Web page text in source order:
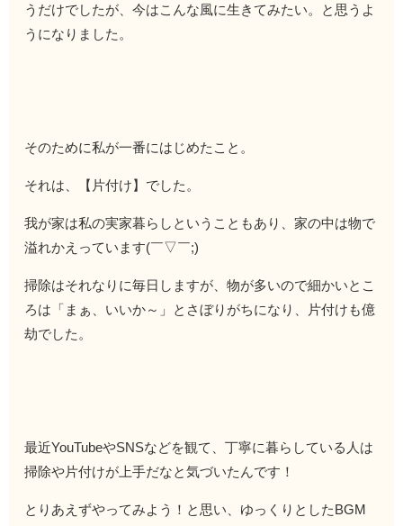
うだけでしたが、今はこんな風に生きてみたい。と思うよ
うになりました。
そのために私が一番にはじめたこと。
それは、【片付け】でした。
我が家は私の実家暮らしということもあり、家の中は物で
溢れかえっています(￣▽￣;)
掃除はそれなりに毎日しますが、物が多いので細かいとこ
ろは「まぁ、いいか～」とさぼりがちになり、片付けも億
劫でした。
最近YouTubeやSNSなどを観て、丁寧に暮らしている人は
掃除や片付けが上手だなと気づいたんです！
とりあえずやってみよう！と思い、ゆっくりとしたBGM